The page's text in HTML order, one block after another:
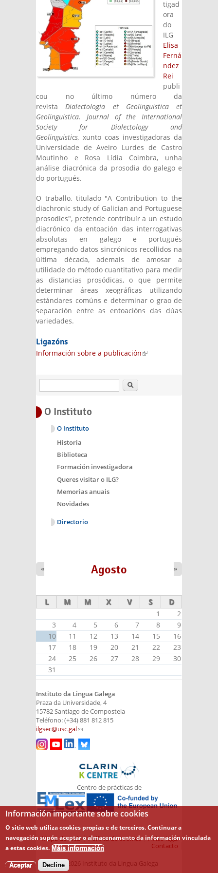
tigad
ora
do
ILG
Elisa
Ferná
ndez
Rei
publi
cou no último número da
revistaDialectologia et Geolinguistica et
Geolinguistica. Journal of the International
Society for Dialectology and
Geolinguistics, xunto coas investigadoras da
Universidade de Aveiro Lurdes de Castro
Moutinho e Rosa Lídia Coimbra, unha
análise diacrónica da prosodia do galego e
do portugués.
O traballo, titulado "A Contribution to the
diachronic study of Galician and Portuguese
prosodies", pretende contribuír a un estudo
diacrónico da entoación das interrogativas
absolutas en galego e portugués
empregando datos sincrónicos recollidos na
última década, ademais de amosar a
utilidade do método cuantitativo para medir
as distancias prosódicas, o que permite
determinar áreas xeográficas utilizando
estándares comúns e determinar o grao de
separación entre as entoacións das dúas
variedades.
Ligazóns
Información sobre a publicación(link is
Buscar
O Instituto
O Instituto
Historia
Biblioteca
Formación investigadora
Queres visitar o ILG?
Memorias anuais
Novidades
Directorio
Agosto
« »
L M M X V S D
1
2
3
4 5 6 7 8
9
10
11 12 13 14 15
16
17
18 19 20 21 22
23
24
25 26 27 28 29
30
31
Instituto da Lingua Galega
Praza da Universidade, 4
15782 Santiago de Compostela
Teléfono: (+34) 881 812 815
ilgsec@usc.gal(link sends e-mail)
Centro de prácticas de
Aviso legal
Política de cookies
Mapa do web
Contacto
© 2026 Instituto da Lingua Galega
Información importante sobre cookies
O sitio web utiliza cookies propias e de terceiros. Continuar a
navegación supón aceptar o almacenamento da información vinculada
a estas cookies. Máis información
Aceptar Decline